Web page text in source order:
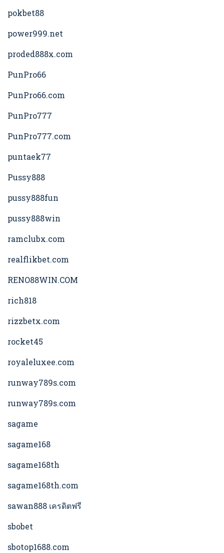
pokbet88
power999.net
proded888x.com
PunPro66
PunPro66.com
PunPro777
PunPro777.com
puntaek77
Pussy888
pussy888fun
pussy888win
ramclubx.com
realflikbet.com
RENO88WIN.COM
rich818
rizzbetx.com
rocket45
royaleluxee.com
runway789s.com
runway789s.com
sagame
sagame168
sagame168th
sagame168th.com
sawan888 เครดิตฟรี
sbobet
sbotop1688.com